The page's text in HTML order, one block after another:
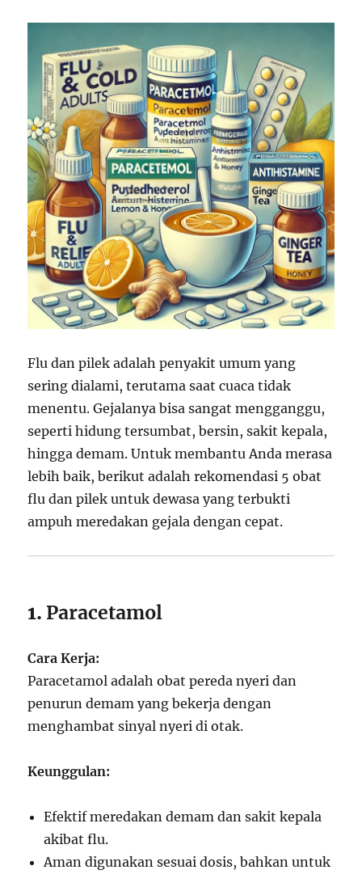
Flu dan pilek adalah penyakit umum yang
sering dialami, terutama saat cuaca tidak
menentu. Gejalanya bisa sangat mengganggu,
seperti hidung tersumbat, bersin, sakit kepala,
hingga demam. Untuk membantu Anda merasa
lebih baik, berikut adalah rekomendasi 5 obat
flu dan pilek untuk dewasa yang terbukti
ampuh meredakan gejala dengan cepat.
1. Paracetamol
Cara Kerja:
Paracetamol adalah obat pereda nyeri dan
penurun demam yang bekerja dengan
menghambat sinyal nyeri di otak.
Keunggulan:
Efektif meredakan demam dan sakit kepala
akibat flu.
Aman digunakan sesuai dosis, bahkan untuk